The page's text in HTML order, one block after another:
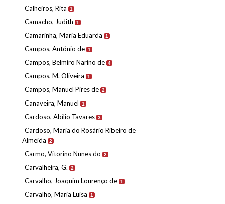
Calheiros, Rita 1
Camacho, Judith 1
Camarinha, Maria Eduarda 1
Campos, António de 1
Campos, Belmiro Narino de 4
Campos, M. Oliveira 1
Campos, Manuel Pires de 2
Canaveira, Manuel 1
Cardoso, Abílio Tavares 3
Cardoso, Maria do Rosário Ribeiro de
Almeida
2
Carmo, Vitorino Nunes do 2
Carvalheira, G. 2
Carvalho, Joaquim Lourenço de 1
Carvalho, Maria Luísa 1